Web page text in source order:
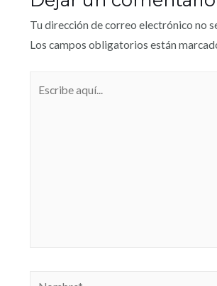
Tu dirección de correo electrónico no
Los campos obligatorios están